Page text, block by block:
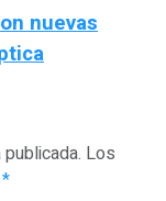
nuevas
Los
*